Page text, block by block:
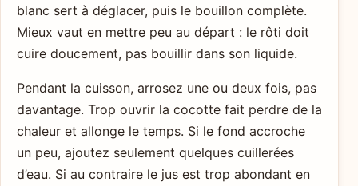
blanc sert à déglacer, puis le bouillon complète.
Mieux vaut en mettre peu au départ : le rôti doit
cuire doucement, pas bouillir dans son liquide.
Pendant la cuisson, arrosez une ou deux fois, pas
davantage. Trop ouvrir la cocotte fait perdre de la
chaleur et allonge le temps. Si le fond accroche
un peu, ajoutez seulement quelques cuillerées
d’eau. Si au contraire le jus est trop abondant en